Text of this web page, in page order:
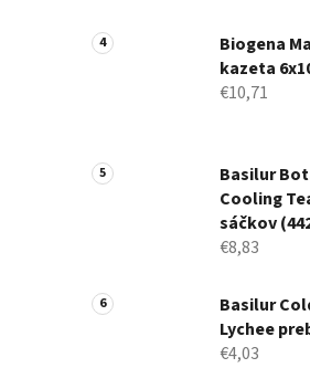
Biogena
kazeta
€10,71
Basilur
Cooling
sáčkov
€8,83
Basilur
Lychee
€4,03